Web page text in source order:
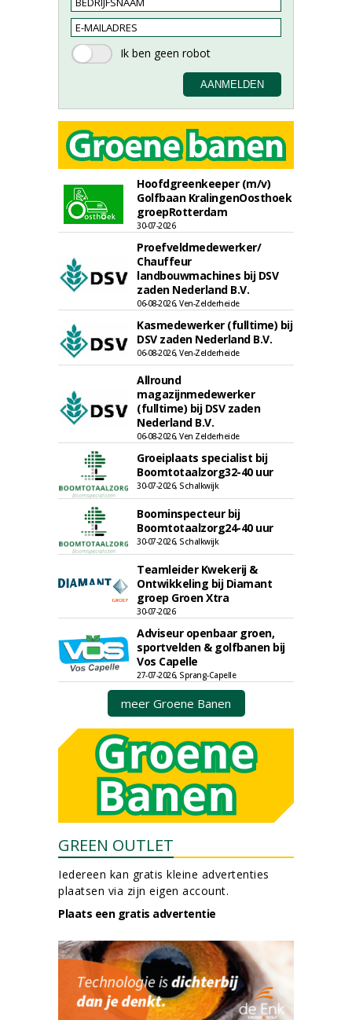
Hoofdgreenkeeper (m/v)
Golfbaan KralingenOosthoek
groepRotterdam
30-07-2026
Proefveldmedewerker/
Chauffeur
landbouwmachines bij DSV
zaden Nederland B.V.
06-08-2026, Ven-Zelderheide
Kasmedewerker (fulltime) bij
DSV zaden Nederland B.V.
06-08-2026, Ven-Zelderheide
Allround
magazijnmedewerker
(fulltime) bij DSV zaden
Nederland B.V.
06-08-2026, Ven Zelderheide
Groeiplaats specialist bij
Boomtotaalzorg32-40 uur
30-07-2026, Schalkwijk
Boominspecteur bij
Boomtotaalzorg24-40 uur
30-07-2026, Schalkwijk
Teamleider Kwekerij &
Ontwikkeling bij Diamant
groep Groen Xtra
30-07-2026
Adviseur openbaar groen,
sportvelden & golfbanen bij
Vos Capelle
27-07-2026, Sprang-Capelle
meer Groene Banen
GREEN OUTLET
Iedereen kan gratis kleine advertenties
plaatsen via zijn eigen account.
Plaats een gratis advertentie